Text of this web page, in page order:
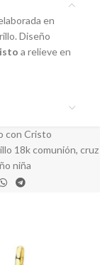
en
Diseño
a relieve en
con Cristo
18k comunión, cruz
niña